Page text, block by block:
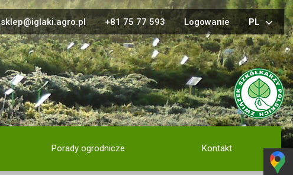
sklep@iglaki.agro.pl +81 75 77 593 Logowanie PL
Porady ogrodnicze Kontakt